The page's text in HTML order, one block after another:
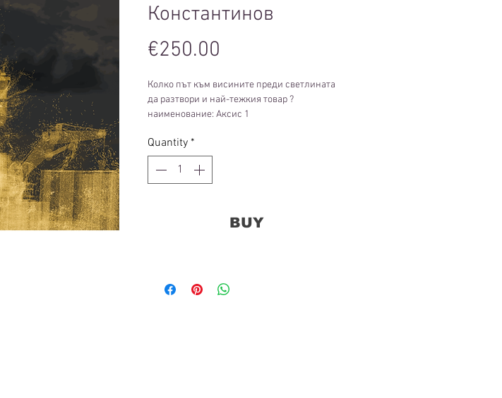
Константинов
€250.00
Колко път към висините преди светлината
да разтвори и най-тежкия товар ?
наименование: Аксис 1
техника: пигментов принт върху Hahnemühle
200 гр.
Брюксел 22 05 2025
Quantity *
BUY